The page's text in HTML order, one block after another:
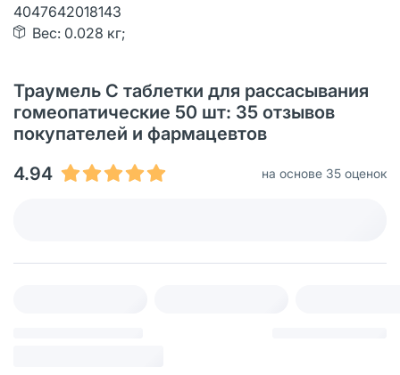
4047642018143
Вес: 0.028 кг;
Траумель С таблетки для рассасывания
гомеопатические 50 шт: 35 отзывов
покупателей и фармацевтов
4.94
на основе 35 оценок